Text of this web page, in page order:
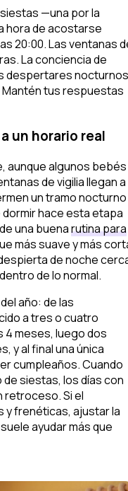
—una por la
hora de acostarse
20:00. Las ventanas
La conciencia de
despertares
Mantén tus respuestas
un horario real
aunque algunos bebés
de vigilia llegan a
un tramo nocturno
hace esta etapa
una buenarutina para
más suave y más
de noche
de lo normal.
año: de las
a tres o cuatro
4 meses, luego dos
y al final una única
cumpleaños. Cuando
siestas, los días con
retroceso. Si el
y frenéticas, ajustar la
ayudar más que